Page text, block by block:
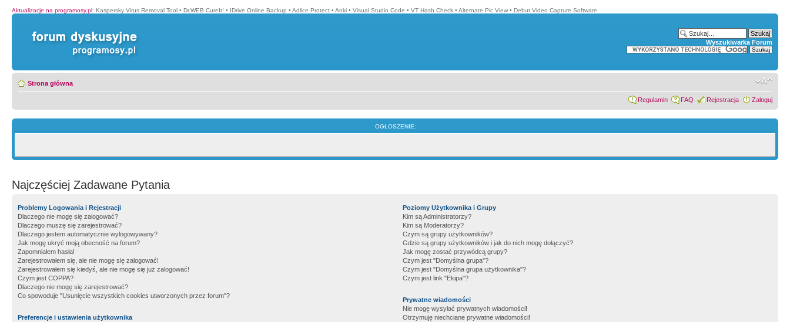
Aktualizacje na programosy.pl: Kaspersky Virus Removal Tool • Dr.WEB CureIt! • IDrive Online Backup • Adlice Protect • Anki • Visual Studio Code • VT Hash Check • Alternate Pic View • Debut Video Capture Software
Wyszukiwarka Forum
Strona główna
Regulamin FAQ Rejestracja Zaloguj
OGŁOSZENIE:
Najczęściej Zadawane Pytania
Problemy Logowania i Rejestracji
Dlaczego nie mogę się zalogować?
Dlaczego muszę się zarejestrować?
Dlaczego jestem automatycznie wylogowywany?
Jak mogę ukryć moją obecność na forum?
Zapomniałem hasła!
Zarejestrowałem się, ale nie mogę się zalogować!
Zarejestrowałem się kiedyś, ale nie mogę się już zalogować!
Czym jest COPPA?
Dlaczego nie mogę się zarejestrować?
Co spowoduje "Usunięcie wszystkich cookies utworzonych przez forum"?
Preferencje i ustawienia użytkownika
Poziomy Użytkownika i Grupy
Kim są Administratorzy?
Kim są Moderatorzy?
Czym są grupy użytkowników?
Gdzie są grupy użytkowników i jak do nich mogę dołączyć?
Jak mogę zostać przywódcą grupy?
Czym jest "Domyślna grupa"?
Czym jest "Domyślna grupa użytkownika"?
Czym jest link "Ekipa"?
Prywatne wiadomości
Nie mogę wysyłać prywatnych wiadomości!
Otrzymuję niechciane prywatne wiadomości!